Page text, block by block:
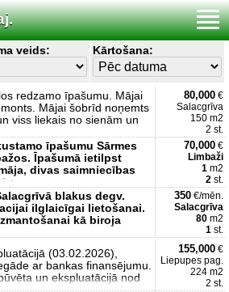
veids: Kārtošana:
redzamo īpašumu. Mājai
Mājai šobrīd noņemts
viss liekais no sienām un
80,000 €
Salacgrīva
150 m2
2 st.
īpašumu Sārmes
Īpašumā ietilpst
divas saimniecības
a
70,000 €
Limbaži
1 m2
2 st.
blakus degv.
ilglaicīgai lietošanai.
kā biroja
350 €/mēn.
Salacgrīva
80 m2
1 st.
(03.02.2026),
ar bankas finansējumu.
un ekspluatācijā nod
155,000 €
Liepupes pag.
224 m2
2 st.